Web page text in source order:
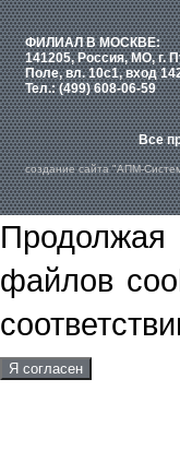
ФИЛИАЛ В МОСКВЕ:
141205, Россия, МО, г.
Поле, вл. 10с1, вход
Тел.: (499) 608-06-59
Все
создание сайта "АПМ-
Продолжая
файлов
Я согласен